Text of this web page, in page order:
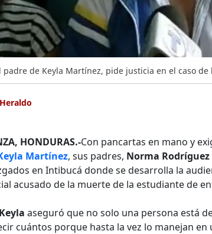
padre de Keyla Martínez, pide justicia en el caso
HONDURAS.-Con pancartas en mano y
Martínez, sus padres, Norma Rodríguez
en Intibucá donde se desarrolla la
acusado de la muerte de la estudiante de
Keyla aseguró que no solo una persona está
cuántos porque hasta la vez lo manejan